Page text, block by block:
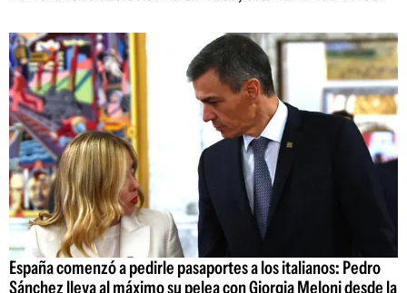
España comenzó a pedirle pasaportes a los italianos: Pedro
Sánchez lleva al máximo su pelea con Giorgia Meloni desde la